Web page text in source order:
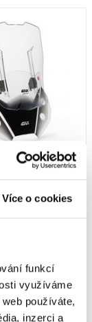
Více o cookies
funkcí
využíváme
používáte,
inzerci a
SUZUKI DL650